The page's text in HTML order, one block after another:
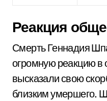
Реакция
Смерть Геннадия
огромную реакцию в
высказали свою
близким умершего.